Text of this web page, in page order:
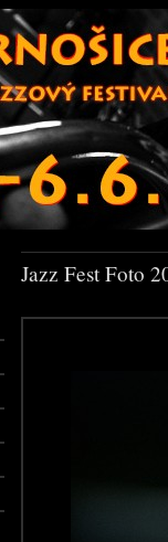
Jazz Fest Foto